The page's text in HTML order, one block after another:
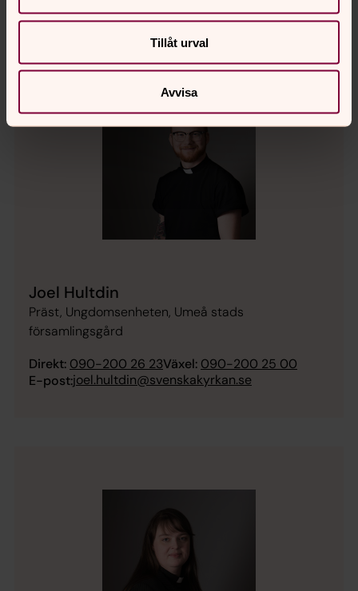
Tillåt urval
Avvisa
Joel Hultdin
Präst, Ungdomsenheten, Umeå stads
församlingsgård
Direkt: 090-200 26 23Växel: 090-200 25 00
E-post:joel.hultdin@svenskakyrkan.se